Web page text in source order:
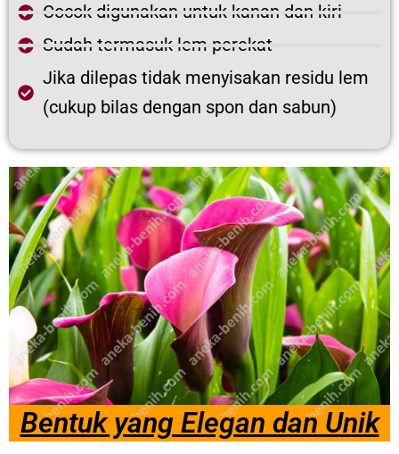
Cocok digunakan untuk kanan dan kiri
Sudah termasuk lem perekat
Jika dilepas tidak menyisakan residu lem
(cukup bilas dengan spon dan sabun)
Bentuk yang Elegan dan Unik